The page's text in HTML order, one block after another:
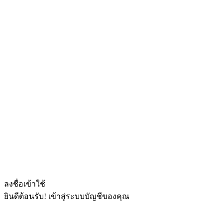
ลงชื่อเข้าใช้
ยินดีต้อนรับ! เข้าสู่ระบบบัญชีของคุณ